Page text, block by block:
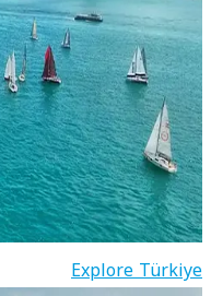
Explore Türkiye